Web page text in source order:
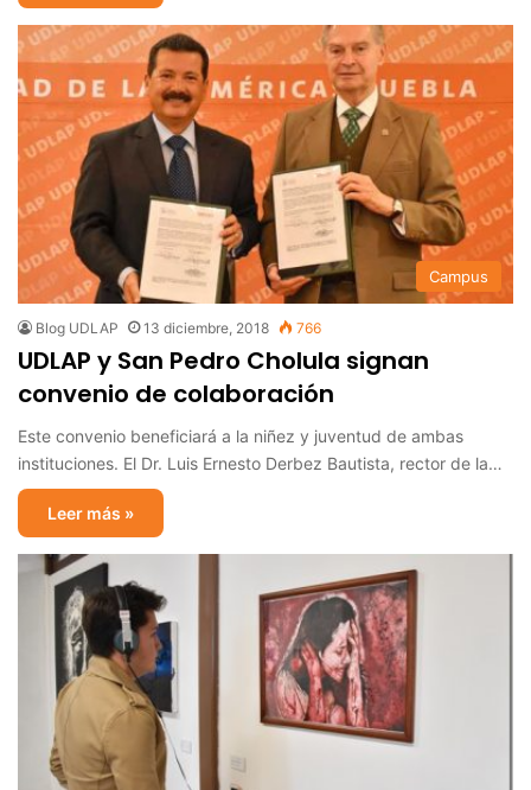
Campus
Blog UDLAP 13 diciembre, 2018 766
UDLAP y San Pedro Cholula signan
convenio de colaboración
Este convenio beneficiará a la niñez y juventud de ambas
instituciones. El Dr. Luis Ernesto Derbez Bautista, rector de la…
Leer más »